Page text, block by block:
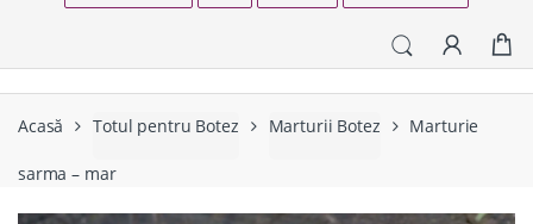
Acasă Totul pentru Botez Marturii Botez Marturie
sarma – mar